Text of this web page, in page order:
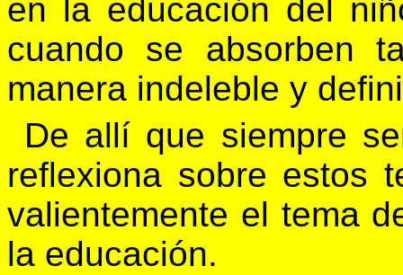
en la educación del
cuando se absorben
manera indeleble y
De allí que siempre
reflexiona sobre estos
valientemente el tema
la educación.